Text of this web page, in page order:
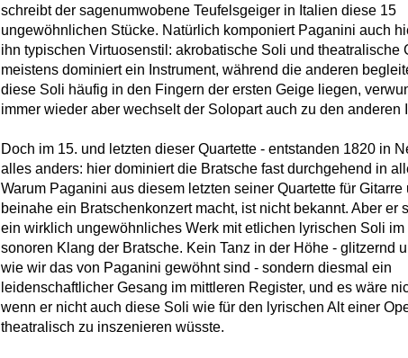
schreibt der sagenumwobene Teufelsgeiger in Italien diese 15
ungewöhnlichen Stücke. Natürlich komponiert Paganini auch
ihn typischen Virtuosenstil: akrobatische Soli und theatralische
meistens dominiert ein Instrument, während die anderen
diese Soli häufig in den Fingern der ersten Geige liegen,
immer wieder aber wechselt der Solopart auch zu den anderen
Doch im 15. und letzten dieser Quartette - entstanden 1820 in
alles anders: hier dominiert die Bratsche fast durchgehend in
Warum Paganini aus diesem letzten seiner Quartette für Gitarre
beinahe ein Bratschenkonzert macht, ist nicht bekannt. Aber er
ein wirklich ungewöhnliches Werk mit etlichen lyrischen Soli im
sonoren Klang der Bratsche. Kein Tanz in der Höhe - glitzernd
wie wir das von Paganini gewöhnt sind - sondern diesmal ein
leidenschaftlicher Gesang im mittleren Register, und es wäre
wenn er nicht auch diese Soli wie für den lyrischen Alt einer
theatralisch zu inszenieren wüsste.